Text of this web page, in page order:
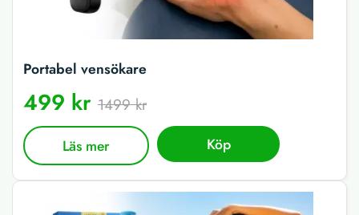
Portabel vensökare
499 kr 1499 kr
Läs mer Köp